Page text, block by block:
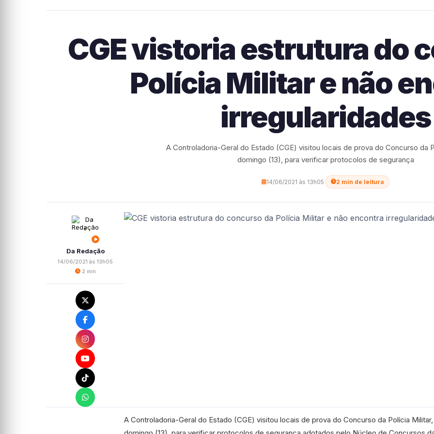
CGE vistoria estrutura do
Polícia Militar e não
irregularidades
A Controladoria-Geral do Estado (CGE) visitou locais de prova do Concurso da
domingo (13), para verificar protocolos de segurança
14/06/2021 às 13h05· 2 min de leitura
Da Redação
14/06/2021 às 13h05
2 min
A Controladoria-Geral do Estado (CGE) visitou locais de prova do Concurso da Polícia